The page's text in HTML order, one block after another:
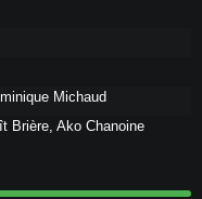
Michaud
Brière, Ako Chanoine